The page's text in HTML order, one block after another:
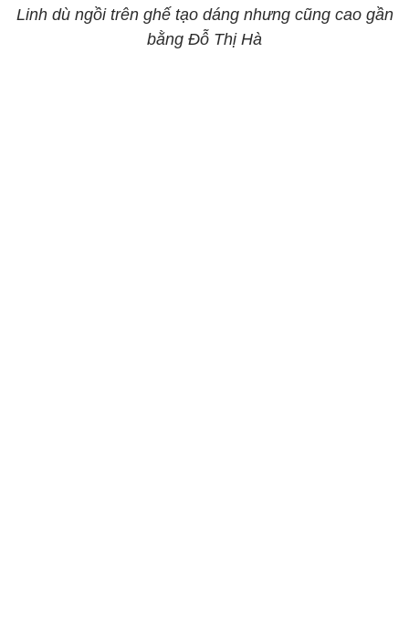
Linh dù ngồi trên ghế tạo dáng nhưng cũng cao gần
bằng Đỗ Thị Hà​​​​​​​